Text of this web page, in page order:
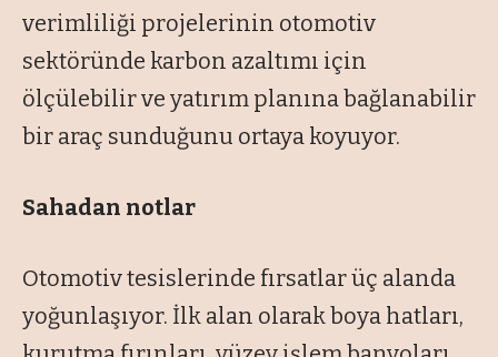
verimliliği projelerinin otomotiv
sektöründe karbon azaltımı için
ölçülebilir ve yatırım planına bağlanabilir
bir araç sunduğunu ortaya koyuyor.
Sahadan notlar
Otomotiv tesislerinde fırsatlar üç alanda
yoğunlaşıyor. İlk alan olarak boya hatları,